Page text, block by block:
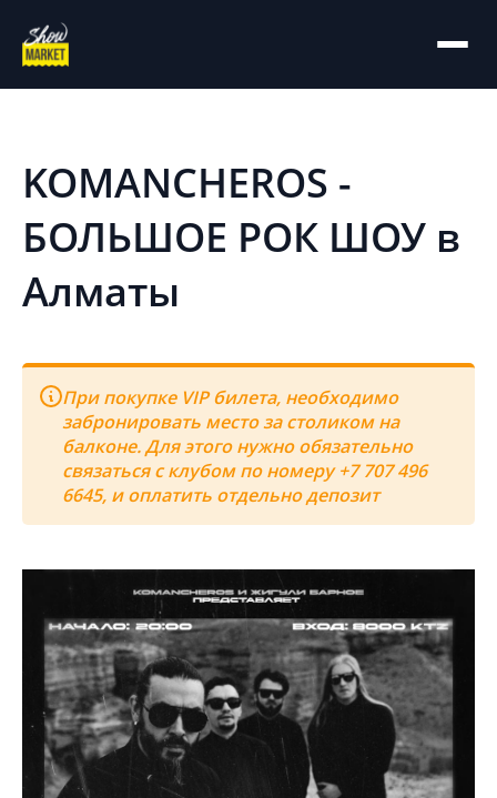
KOMANCHEROS -
БОЛЬШОЕ РОК ШОУ в
Алматы
При покупке VIP билета, необходимо
забронировать место за столиком на
балконе. Для этого нужно обязательно
связаться с клубом по номеру +7 707 496
6645, и оплатить отдельно депозит